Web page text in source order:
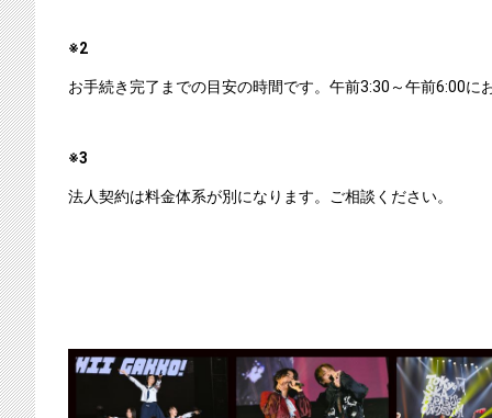
※2
お手続き完了までの目安の時間です。午前3:30～午前6:00
※3
法人契約は料金体系が別になります。ご相談ください。